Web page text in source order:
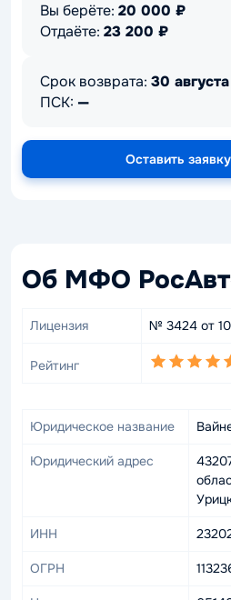
Вы берёте: 20 000 ₽
Отдаёте: 23 200 ₽
Срок возврата: 30
ПСК: —
Оставить
Об МФО
Лицензия № 3424 от
Рейтинг
Юридическое название
Юридический адрес
ИНН
ОГРН